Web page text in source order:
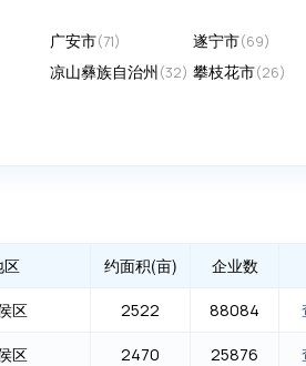
广安市(71) 遂宁市(69)
凉山彝族自治州(32) 攀枝花市(26)
区 约面积(亩) 企业数
区 2522 88084
区 2470 25876